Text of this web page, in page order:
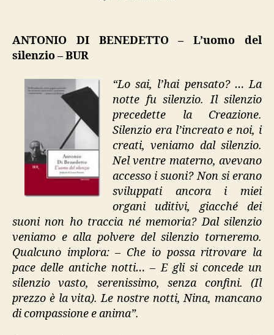
Benedetto,
ANTONIO DI BENEDETTO – L’uomo del
silenzio – BUR
“Lo sai, l’hai pensato? … La
notte fu silenzio. Il silenzio
precedette la Creazione.
Silenzio era l’increato e noi, i
creati, veniamo dal silenzio.
Nel ventre materno, avevano
accesso i suoni? Non si erano
sviluppati ancora i miei
organi uditivi, giacché dei
suoni non ho traccia né memoria? Dal silenzio
veniamo e alla polvere del silenzio torneremo.
Qualcuno implora: – Che io possa ritrovare la
pace delle antiche notti… – E gli si concede un
silenzio vasto, serenissimo, senza confini. (Il
prezzo è la vita). Le nostre notti, Nina, mancano
di compassione e anima”.